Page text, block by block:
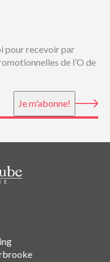
pour recevoir par
de l’O de
Je m'abonne!